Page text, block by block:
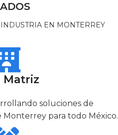
EN MONTERREY
Matriz
soluciones de
para todo México.